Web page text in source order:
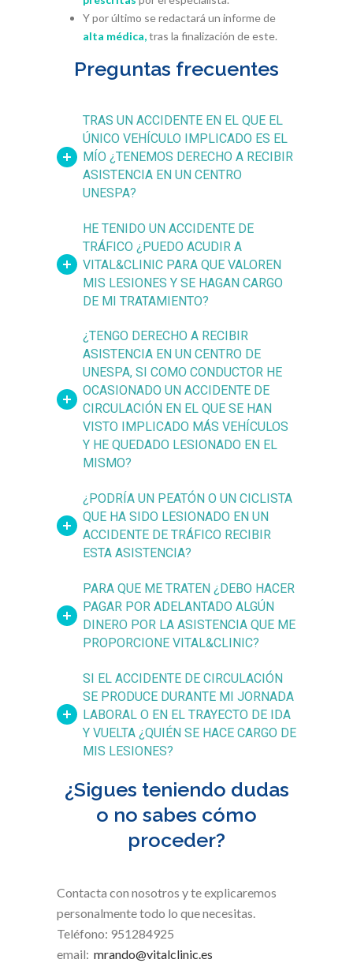
Y por último se redactará un informe de
alta médica,tras la finalización de este.
Preguntas frecuentes
TRAS UN ACCIDENTE EN EL QUE EL
ÚNICO VEHÍCULO IMPLICADO ES EL
MÍO ¿TENEMOS DERECHO A RECIBIR
ASISTENCIA EN UN CENTRO
UNESPA?
HE TENIDO UN ACCIDENTE DE
TRÁFICO ¿PUEDO ACUDIR A
VITAL&CLINIC PARA QUE VALOREN
MIS LESIONES Y SE HAGAN CARGO
DE MI TRATAMIENTO?
¿TENGO DERECHO A RECIBIR
ASISTENCIA EN UN CENTRO DE
UNESPA, SI COMO CONDUCTOR HE
OCASIONADO UN ACCIDENTE DE
CIRCULACIÓN EN EL QUE SE HAN
VISTO IMPLICADO MÁS VEHÍCULOS
Y HE QUEDADO LESIONADO EN EL
MISMO?
¿PODRÍA UN PEATÓN O UN CICLISTA
QUE HA SIDO LESIONADO EN UN
ACCIDENTE DE TRÁFICO RECIBIR
ESTA ASISTENCIA?
PARA QUE ME TRATEN ¿DEBO HACER
PAGAR POR ADELANTADO ALGÚN
DINERO POR LA ASISTENCIA QUE ME
PROPORCIONE VITAL&CLINIC?
SI EL ACCIDENTE DE CIRCULACIÓN
SE PRODUCE DURANTE MI JORNADA
LABORAL O EN EL TRAYECTO DE IDA
Y VUELTA ¿QUIÉN SE HACE CARGO DE
MIS LESIONES?
¿Sigues teniendo dudas
o no sabes cómo
proceder?
Contacta con nosotros y te explicaremos
personalmente todo lo que necesitas.
Teléfono: 951284925
email: mrando@vitalclinic.es